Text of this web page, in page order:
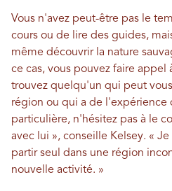
Vous n'avez peut-être pas le
cours ou de lire des guides,
même découvrir la nature
ce cas, vous pouvez faire appel
trouvez quelqu'un qui peut
région ou qui a de l'expérience
particulière, n'hésitez pas à le
avec lui », conseille Kelsey. «
partir seul dans une région
nouvelle activité. »